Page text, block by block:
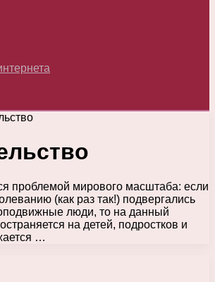
проблемой мирового масштаба: если
(как раз так!) подвергались
люди, то на данный
на детей, подростков и
…